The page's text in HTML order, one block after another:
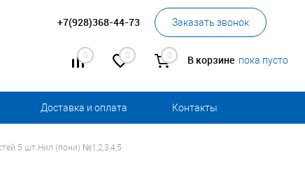
+7(928)368-44-73 Заказать звонок
0 0 0 В корзине пока пусто
Доставка и оплата Контакты
5 шт.Нил (пони) №1,2,3,4,5